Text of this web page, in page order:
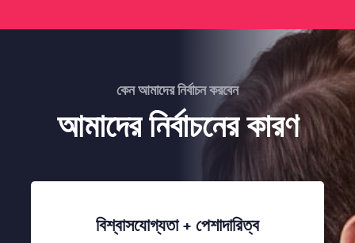
কেন আমাদের নির্বাচন করবেন
আমাদের নির্বাচনের কারণ
বিশ্বাসযোগ্যতা + পেশাদারিত্ব